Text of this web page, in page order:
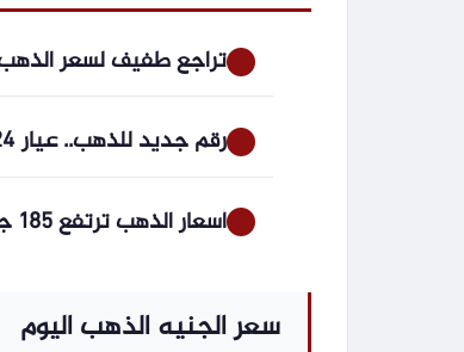
تراجع طفيف لسعر الذهب فى
رقم جديد للذهب.. عيار 24 يتخطى 7000 جنيه لأول مرة منذ يونيو
أسعار الذهب ترتفع 185 جنيهًا خلال أسبوع.. والأوقية تقفز 8%
سعر الجنيه الذهب اليوم